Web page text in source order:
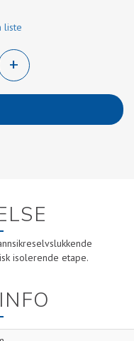
liste
+
isolerende etape.